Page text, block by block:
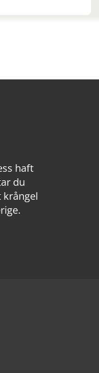
haft
du
krångel